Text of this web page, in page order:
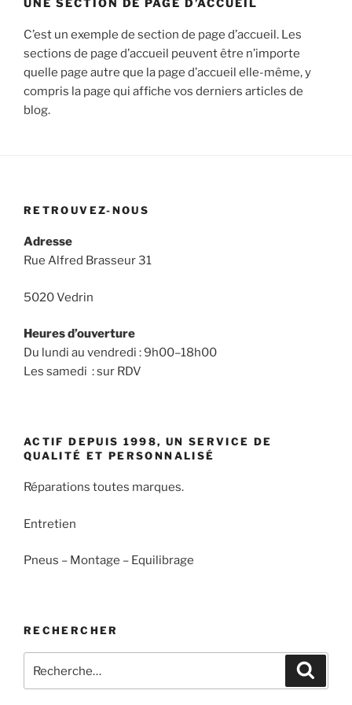
UNE SECTION DE PAGE D’ACCUEIL
C’est un exemple de section de page d’accueil. Les
sections de page d’accueil peuvent être n’importe
quelle page autre que la page d’accueil elle-même, y
compris la page qui affiche vos derniers articles de
blog.
RETROUVEZ-NOUS
Adresse
Rue Alfred Brasseur 31
5020 Vedrin
Heures d’ouverture
Du lundi au vendredi : 9h00–18h00
Les samedi : sur RDV
ACTIF DEPUIS 1998, UN SERVICE DE
QUALITÉ ET PERSONNALISÉ
Réparations toutes marques.
Entretien
Pneus – Montage – Equilibrage
RECHERCHER
pour